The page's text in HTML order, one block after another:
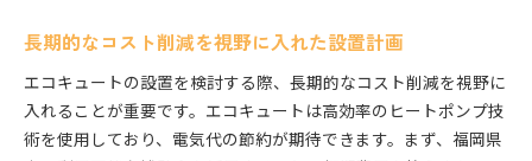
長期的なコスト削減を視野に入れた設置計画
エコキュートの設置を検討する際、長期的なコスト削減を視野に
入れることが重要です。エコキュートは高効率のヒートポンプ技
術を使用しており、電気代の節約が期待できます。まず、福岡県